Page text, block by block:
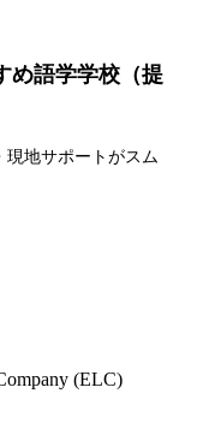
め語学学校（提
現地サポートがスム
(ELC)